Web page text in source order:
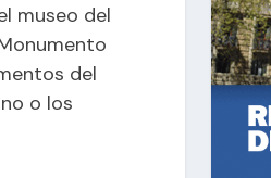
museo del
del
o los